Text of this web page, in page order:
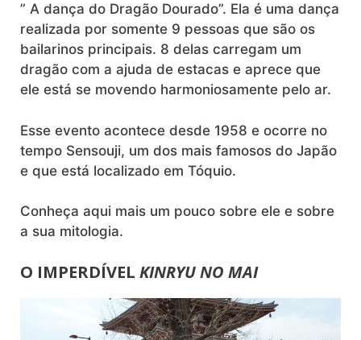
” A dança do Dragão Dourado”. Ela é uma dança
realizada por somente 9 pessoas que são os
bailarinos principais. 8 delas carregam um
dragão com a ajuda de estacas e aprece que
ele está se movendo harmoniosamente pelo ar.
Esse evento acontece desde 1958 e ocorre no
tempo Sensouji, um dos mais famosos do Japão
e que está localizado em Tóquio.
Conheça aqui mais um pouco sobre ele e sobre
a sua mitologia.
O IMPERDÍVEL KINRYU NO MAI